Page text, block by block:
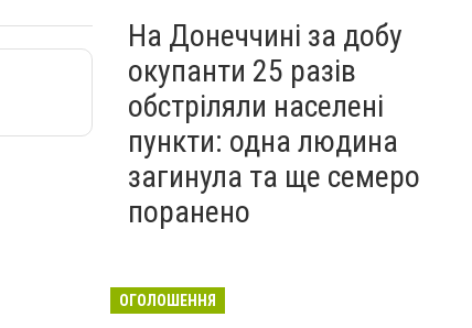
На Донеччині за добу
окупанти 25 разів
обстріляли населені
пункти: одна людина
загинула та ще семеро
поранено
ОГОЛОШЕННЯ